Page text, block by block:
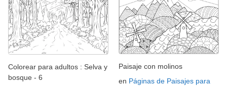
Colorear para adultos : Selva y
bosque - 6
Paisaje con molinos
en Páginas de Paisajes para